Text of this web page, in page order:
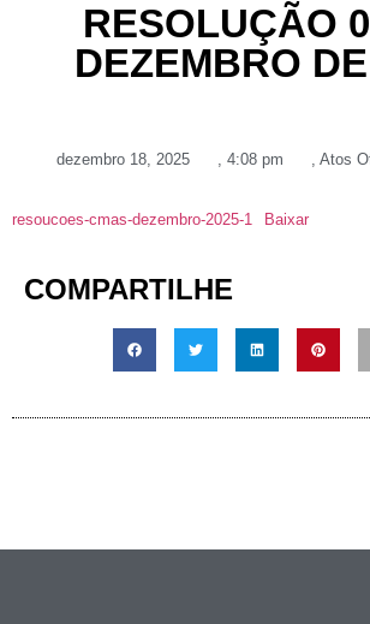
RESOLUÇÃO
DEZEMBRO
dezembro 18, 2025 , 4:08 pm , Atos
resoucoes-cmas-dezembro-2025-1 Baixar
COMPARTILHE